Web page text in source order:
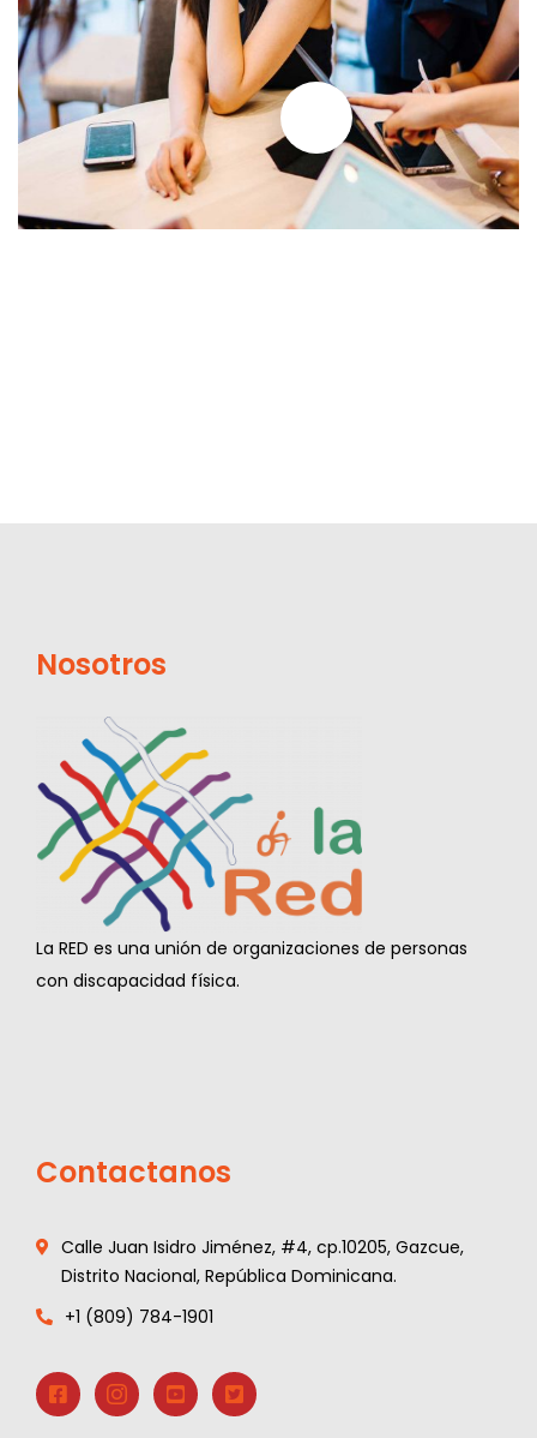
Business Growth
Nosotros
La RED es una unión de organizaciones de personas
con discapacidad física.
Contactanos
Calle Juan Isidro Jiménez, #4, cp.10205, Gazcue,
Distrito Nacional, República Dominicana.
+1 (809) 784-1901